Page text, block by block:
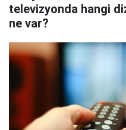
televizyonda hangi
ne var?